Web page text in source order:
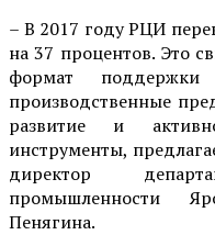
– В 2017 году РЦИ
на 37 процентов. Это
формат поддержки
производственные
развитие и
инструменты,
директор
промышленности
Пенягина.